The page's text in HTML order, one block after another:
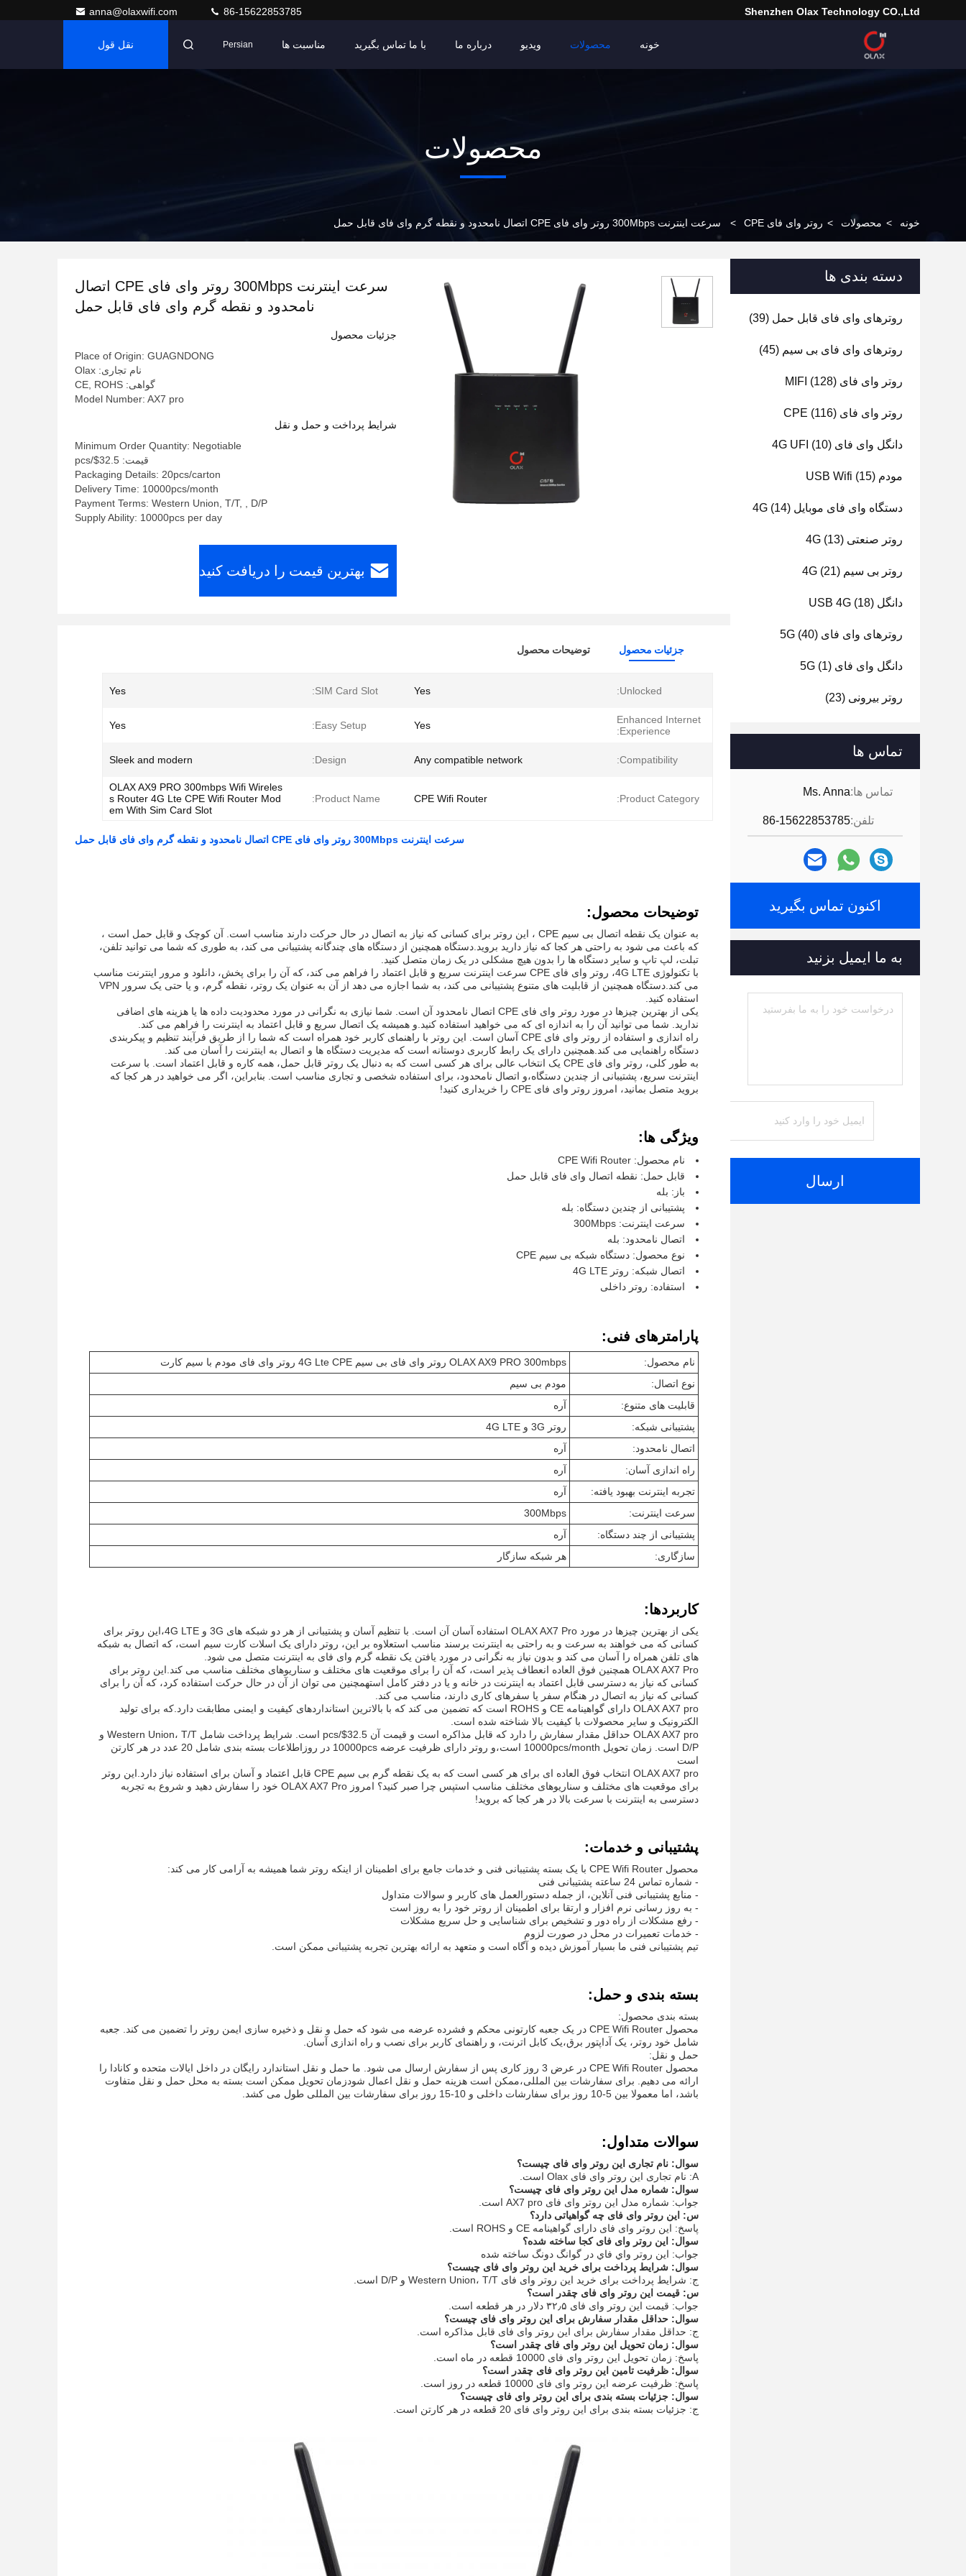
Shenzhen Olax Technology CO.,Ltd
anna@olaxwifi.com 86-15622853785
خونه محصولات ویدیو درباره ما با ما تماس بگیرید مناسبت ها Persian نقل قول
محصولات
خونه > محصولات > روتر وای فای CPE > سرعت اینترنت 300Mbps روتر وای فای CPE اتصال نامحدود و نقطه گرم وای فای قابل حمل
دسته بندی ها
روترهای وای فای قابل حمل (39)
روترهای وای فای بی سیم (45)
روتر وای فای MIFI (128)
روتر وای فای CPE (116)
دانگل وای فای 4G UFI (10)
مودم USB Wifi (15)
دستگاه وای فای موبایل 4G (14)
روتر صنعتی 4G (13)
روتر بی سیم 4G (21)
دانگل USB 4G (18)
روترهای وای فای 5G (40)
دانگل وای فای 5G (1)
روتر بیرونی (23)
تماس ها
تماس ها:Ms. Anna
تلفن:86-15622853785
اکنون تماس بگیرید
به ما ایمیل بزنید
ارسال
سرعت اینترنت 300Mbps روتر وای فای CPE اتصال
نامحدود و نقطه گرم وای فای قابل حمل
جزئیات محصول
Place of Origin: GUAGNDONG
نام تجاری: Olax
گواهی: CE, ROHS
Model Number: AX7 pro
شرایط پرداخت و حمل و نقل
Minimum Order Quantity: Negotiable
قیمت: 32.5$/pcs
Packaging Details: 20pcs/carton
Delivery Time: 10000pcs/month
Payment Terms: Western Union, T/T, , D/P
Supply Ability: 10000pcs per day
بهترین قیمت را دریافت کنید
جزئیات محصول توضیحات محصول
Unlocked:
Yes
SIM Card Slot:
Yes
Enhanced Internet
Experience:
Yes
Easy Setup:
Yes
Compatibility:
Any compatible network
Design:
Sleek and modern
Product Category:
CPE Wifi Router
Product Name:
OLAX AX9 PRO 300mbps Wifi Wireles
s Router 4G Lte CPE Wifi Router Mod
em With Sim Card Slot
سرعت اینترنت 300Mbps روتر وای فای CPE اتصال نامحدود و نقطه گرم وای فای قابل حمل
توضیحات محصول:
به عنوان یک نقطه اتصال بی سیم CPE ، این روتر برای کسانی که نیاز به اتصال در حال حرکت دارند مناسب است. آن کوچک و قابل حمل است ،
که باعث می شود به راحتی هر کجا که نیاز دارید بروید.دستگاه همچنین از دستگاه های چندگانه پشتیبانی می کند، به طوری که شما می توانید تلفن،
تبلت، لپ تاپ و سایر دستگاه ها را بدون هیچ مشکلی در یک زمان متصل کنید.
با تکنولوژی 4G LTE، روتر وای فای CPE سرعت اینترنت سریع و قابل اعتماد را فراهم می کند، که آن را برای پخش، دانلود و مرور اینترنت مناسب
می کند.دستگاه همچنین از قابلیت های متنوع پشتیبانی می کند، به شما اجازه می دهد از آن به عنوان یک روتر، نقطه گرم، و یا حتی یک سرور VPN
استفاده کنید.
یکی از بهترین چیزها در مورد روتر وای فای CPE اتصال نامحدود آن است. شما نیازی به نگرانی در مورد محدودیت داده ها یا هزینه های اضافی
ندارید. شما می توانید آن را به اندازه ای که می خواهید استفاده کنید.و همیشه یک اتصال سریع و قابل اعتماد به اینترنت را فراهم می کند.
راه اندازی و استفاده از روتر وای فای CPE آسان است. این روتر با راهنمای کاربر خود همراه است که شما را از طریق فرآیند تنظیم و پیکربندی
دستگاه راهنمایی می کند.همچنین دارای یک رابط کاربری دوستانه است که مدیریت دستگاه ها و اتصال به اینترنت را آسان می کند.
به طور کلی، روتر وای فای CPE یک انتخاب عالی برای هر کسی است که به دنبال یک روتر قابل حمل، همه کاره و قابل اعتماد است. با سرعت
اینترنت سریع، پشتیبانی از چندین دستگاه،و اتصال نامحدود، برای استفاده شخصی و تجاری مناسب است. بنابراین، اگر می خواهید در هر کجا که
بروید متصل بمانید، امروز روتر وای فای CPE را خریداری کنید!
ویژگی ها:
نام محصول: CPE Wifi Router
قابل حمل: نقطه اتصال وای فای قابل حمل
باز: بله
پشتیبانی از چندین دستگاه: بله
سرعت اینترنت: 300Mbps
اتصال نامحدود: بله
نوع محصول: دستگاه شبکه بی سیم CPE
اتصال شبکه: روتر 4G LTE
استفاده: روتر داخلی
پارامترهای فنی:
نام محصول:
OLAX AX9 PRO 300mbps روتر وای فای بی سیم 4G Lte CPE روتر وای فای مودم با سیم کارت
نوع اتصال:
مودم بی سیم
قابلیت های متنوع:
آره
پشتیبانی شبکه:
روتر 3G و 4G LTE
اتصال نامحدود:
آره
راه اندازی آسان:
آره
تجربه اینترنت بهبود یافته:
آره
سرعت اینترنت:
300Mbps
پشتیبانی از چند دستگاه:
آره
سازگاری:
هر شبکه سازگار
کاربردها:
یکی از بهترین چیزها در مورد OLAX AX7 Pro استفاده آسان آن است. با تنظیم آسان و پشتیبانی از هر دو شبکه های 3G و 4G LTE،این روتر برای
کسانی که می خواهند به سرعت و به راحتی به اینترنت برسند مناسب استعلاوه بر این، روتر دارای یک اسلات کارت سیم است، که اتصال به شبکه
های تلفن همراه را آسان می کند و بدون نیاز به نگرانی در مورد یافتن یک نقطه گرم وای فای به اینترنت متصل می شود.
OLAX AX7 Pro همچنین فوق العاده انعطاف پذیر است، که آن را برای موقعیت های مختلف و سناریوهای مختلف مناسب می کند.این روتر برای
کسانی که نیاز به دسترسی قابل اعتماد به اینترنت در خانه و یا در دفتر کامل استهمچنین می توان از آن در حال حرکت استفاده کرد، که آن را برای
کسانی که نیاز به اتصال در هنگام سفر یا سفرهای کاری دارند، مناسب می کند.
OLAX AX7 pro دارای گواهینامه CE و ROHS است که تضمین می کند که با بالاترین استانداردهای کیفیت و ایمنی مطابقت دارد.که برای تولید
الکترونیک و سایر محصولات با کیفیت بالا شناخته شده است.
OLAX AX7 pro حداقل مقدار سفارش را دارد که قابل مذاکره است و قیمت آن 32.5$/pcs است. شرایط پرداخت شامل Western Union، T/T و
D/P است. زمان تحویل 10000pcs/month است،و روتر دارای ظرفیت عرضه 10000pcs در روزاطلاعات بسته بندی شامل 20 عدد در هر کارتن
است
OLAX AX7 pro انتخاب فوق العاده ای برای هر کسی است که به یک نقطه گرم بی سیم CPE قابل اعتماد و آسان برای استفاده نیاز دارد.این روتر
برای موقعیت های مختلف و سناریوهای مختلف مناسب استپس چرا صبر کنید؟ امروز OLAX AX7 Pro خود را سفارش دهید و شروع به تجربه
دسترسی به اینترنت با سرعت بالا در هر کجا که بروید!
پشتیبانی و خدمات:
محصول CPE Wifi Router با یک بسته پشتیبانی فنی و خدمات جامع برای اطمینان از اینکه روتر شما همیشه به آرامی کار می کند:
- شماره تماس 24 ساعته پشتیبانی فنی
- منابع پشتیبانی فنی آنلاین، از جمله دستورالعمل های کاربر و سوالات متداول
- به روز رسانی نرم افزار و ارتقا برای اطمینان از روتر خود را به روز است
- رفع مشکلات از راه دور و تشخیص برای شناسایی و حل سریع مشکلات
- خدمات تعمیرات در محل در صورت لزوم
تیم پشتیبانی فنی ما بسیار آموزش دیده و آگاه است و متعهد به ارائه بهترین تجربه پشتیبانی ممکن است.
بسته بندی و حمل:
بسته بندی محصول:
محصول CPE Wifi Router در یک جعبه کارتونی محکم و فشرده عرضه می شود که حمل و نقل و ذخیره سازی ایمن روتر را تضمین می کند. جعبه
شامل خود روتر، یک آداپتور برق،یک کابل اترنت، و راهنمای کاربر برای نصب و راه اندازی آسان.
حمل و نقل:
محصول CPE Wifi Router در عرض 3 روز کاری پس از سفارش ارسال می شود. ما حمل و نقل استاندارد رایگان در داخل ایالات متحده و کانادا را
ارائه می دهیم. برای سفارشات بین المللی،ممکن است هزینه حمل و نقل اعمال شودزمان تحویل ممکن است بسته به محل حمل و نقل متفاوت
باشد، اما معمولا بین 5-10 روز برای سفارشات داخلی و 10-15 روز برای سفارشات بین المللی طول می کشد.
سوالات متداول:
سوال: نام تجاری این روتر وای فای چیست؟
A: نام تجاری این روتر وای فای Olax است.
سوال: شماره مدل این روتر وای فای چیست؟
جواب: شماره مدل این روتر وای فای AX7 pro است.
س: این روتر وای فای چه گواهیاتی دارد؟
پاسخ: این روتر وای فای دارای گواهینامه CE و ROHS است.
سوال: این روتر وای فای کجا ساخته شده؟
جواب: اين روتر واي فاي در گوانگ دونگ ساخته شده
سوال: شرایط پرداخت برای خرید این روتر وای فای چیست؟
ج: شرایط پرداخت برای خرید این روتر وای فای Western Union، T/T و D/P است.
س: قیمت این روتر وای فای چقدر است؟
جواب: قیمت این روتر وای فای ۳۲٫۵ دلار در هر قطعه است.
سوال: حداقل مقدار سفارش برای این روتر وای فای چیست؟
ج: حداقل مقدار سفارش برای این روتر وای فای قابل مذاکره است.
سوال: زمان تحویل این روتر وای فای چقدر است؟
پاسخ: زمان تحویل این روتر وای فای 10000 قطعه در ماه است.
سوال: ظرفیت تامین این روتر وای فای چقدر است؟
پاسخ: ظرفیت عرضه این روتر وای فای 10000 قطعه در روز است.
سوال: جزئیات بسته بندی برای این روتر وای فای چیست؟
ج: جزئیات بسته بندی برای این روتر وای فای 20 قطعه در هر کارتن است.